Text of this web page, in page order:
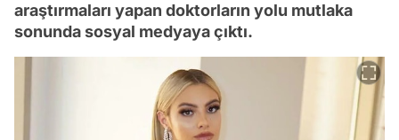
araştırmaları yapan doktorların yolu mutlaka
sonunda sosyal medyaya çıktı.